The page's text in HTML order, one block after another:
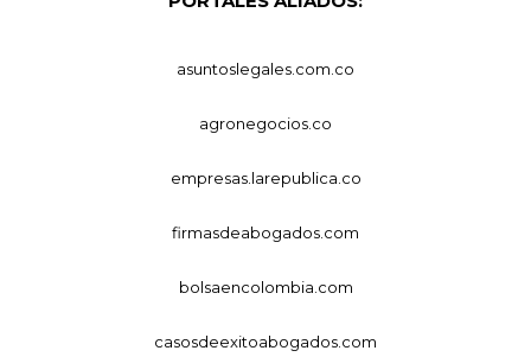
asuntoslegales.com.co
agronegocios.co
empresas.larepublica.co
firmasdeabogados.com
bolsaencolombia.com
casosdeexitoabogados.com